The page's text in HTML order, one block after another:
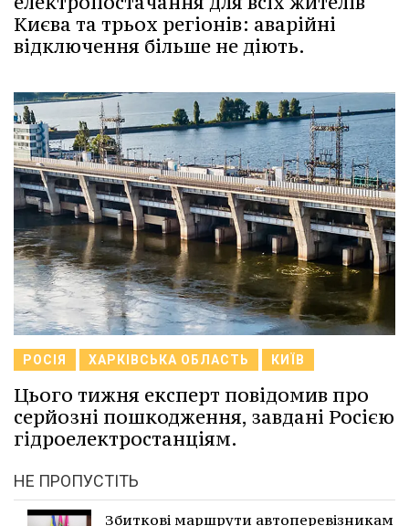
Києва та трьох регіонів: аварійні
відключення більше не діють.
РОСІЯ ХАРКІВСЬКА ОБЛАСТЬ КИЇВ
Цього тижня експерт повідомив про
серйозні пошкодження, завдані Росією
гідроелектростанціям.
НЕ ПРОПУСТІТЬ
Збиткові маршрути автоперевізникам